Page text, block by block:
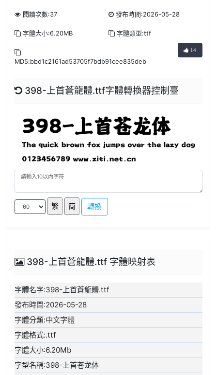
閱讀次數:37 發布時間:2026-05-28
字體大小:6.20MB 字體類型:ttf
MD5:bbd1c2161ad53705f7bdb91cee835deb
14
398-上首蒼龍體.ttf字體轉換器控制臺
轉換
398-上首蒼龍體.ttf 字體映射表
字體名字:398-上首蒼龍體.ttf
發布時間:2026-05-28
字體分類:中文字體
字體格式:.ttf
字體大小:6.20Mb
字型名稱:398-上首苍龙体